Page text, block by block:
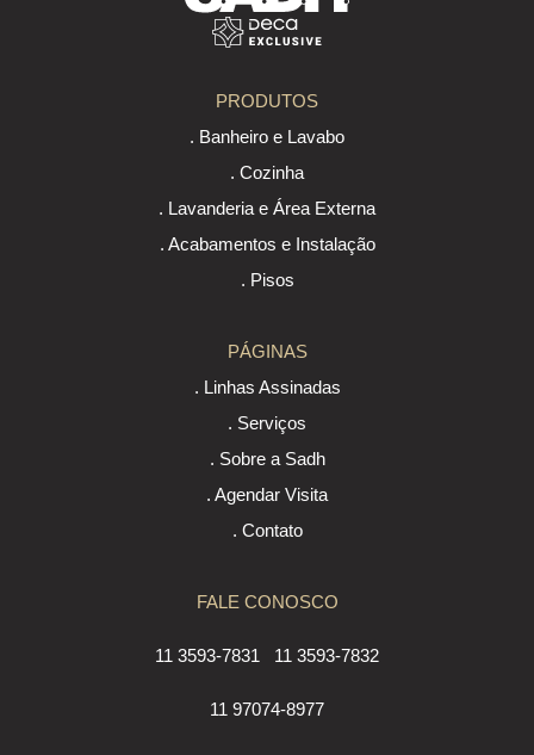
PRODUTOS
. Banheiro e Lavabo
. Cozinha
. Lavanderia e Área Externa
. Acabamentos e Instalação
. Pisos
PÁGINAS
. Linhas Assinadas
. Serviços
. Sobre a Sadh
. Agendar Visita
. Contato
FALE CONOSCO
11 3593-7831 11 3593-7832
11 97074-8977